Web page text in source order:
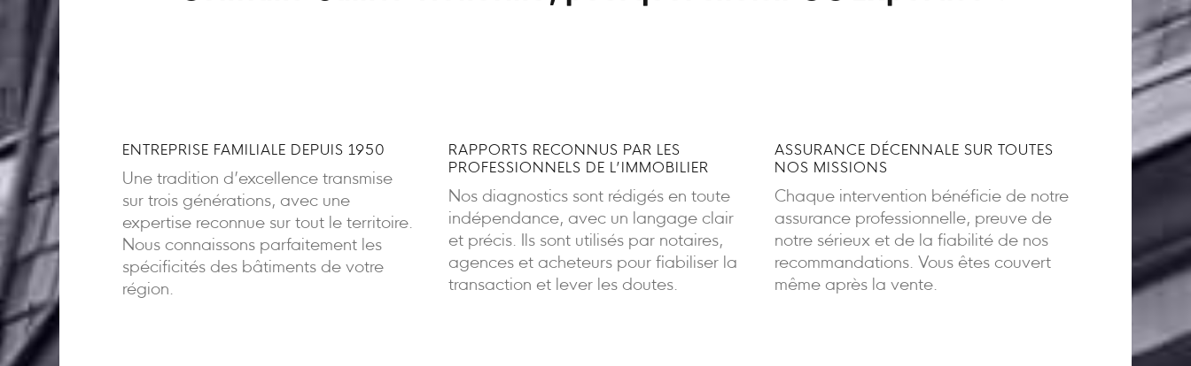
ENTREPRISE FAMILIALE DEPUIS 1950
Une tradition d’excellence transmise
sur trois générations, avec une
expertise reconnue sur tout le territoire.
Nous connaissons parfaitement les
spécificités des bâtiments de votre
région.
RAPPORTS RECONNUS PAR LES
PROFESSIONNELS DE L’IMMOBILIER
Nos diagnostics sont rédigés en toute
indépendance, avec un langage clair
et précis. Ils sont utilisés par notaires,
agences et acheteurs pour fiabiliser la
transaction et lever les doutes.
ASSURANCE DÉCENNALE SUR TOUTES
NOS MISSIONS
Chaque intervention bénéficie de notre
assurance professionnelle, preuve de
notre sérieux et de la fiabilité de nos
recommandations. Vous êtes couvert
même après la vente.